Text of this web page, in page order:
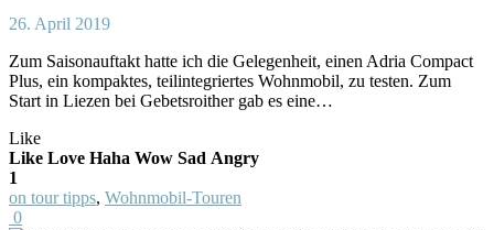
26. April 2019
Zum Saisonauftakt hatte ich die Gelegenheit, einen Adria Compact
Plus, ein kompaktes, teilintegriertes Wohnmobil, zu testen. Zum
Start in Liezen bei Gebetsroither gab es eine…
Like
Like Love Haha Wow Sad Angry
1
on tour tipps, Wohnmobil-Touren
0